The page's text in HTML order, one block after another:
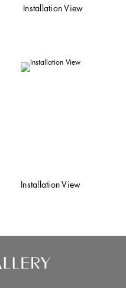
Installation View
Installation View